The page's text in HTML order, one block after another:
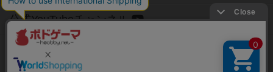
公式YouTubeチャンネル